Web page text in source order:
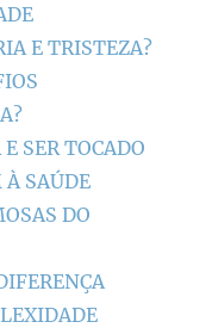
E TRISTEZA?
SER TOCADO
SAÚDE
DO